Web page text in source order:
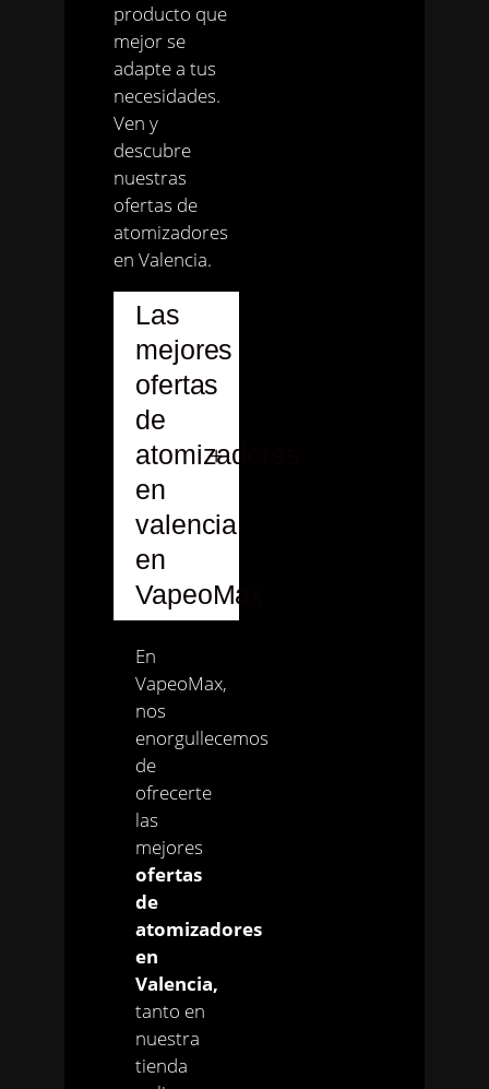
producto que
mejor se
adapte a tus
necesidades.
Ven y
descubre
nuestras
ofertas de
atomizadores
en Valencia.
Las
mejores
ofertas
de
atomizadores
en
valencia
en
VapeoMax
En
VapeoMax,
nos
enorgullecemos
de
ofrecerte
las
mejores
ofertas
de
atomizadores
en
Valencia,
tanto en
nuestra
tienda